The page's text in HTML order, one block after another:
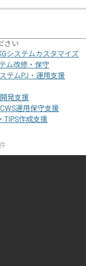
さい
システムカスタマイズ
ム改修・保守
テムPJ・運用支援
発支援
運用保守支援
TIPS作成支援